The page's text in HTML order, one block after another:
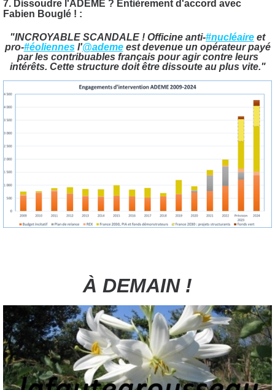
7. Dissoudre l'ADEME ? Entièrement d'accord avec
Fabien Bouglé ! :
"INCROYABLE SCANDALE ! Officine anti-#nucléaire et
pro-#éoliennesl'@ademeest devenue un opérateur payé
par les contribuables français pour agir contre leurs
intérêts. Cette structure doit être dissoute au plus vite."
À DEMAIN !